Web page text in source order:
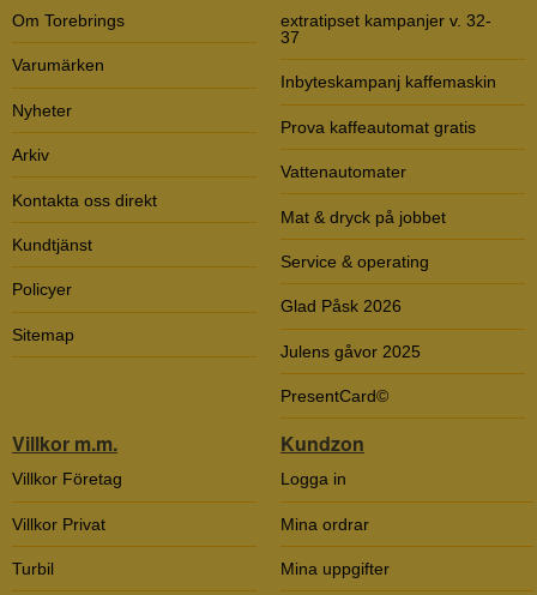
Om Torebrings
Varumärken
Nyheter
Arkiv
Kontakta oss direkt
Kundtjänst
Policyer
Sitemap
extratipset kampanjer v. 32-
37
Inbyteskampanj kaffemaskin
Prova kaffeautomat gratis
Vattenautomater
Mat & dryck på jobbet
Service & operating
Glad Påsk 2026
Julens gåvor 2025
PresentCard©
Villkor m.m.
Villkor Företag
Villkor Privat
Turbil
Kundzon
Logga in
Mina ordrar
Mina uppgifter